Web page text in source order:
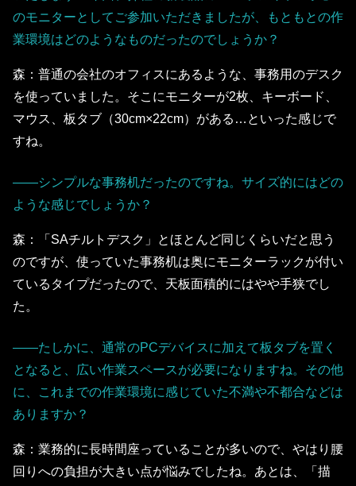
のモニターとしてご参加いただきましたが、もともとの作
業環境はどのようなものだったのでしょうか？
森：普通の会社のオフィスにあるような、事務用のデスク
を使っていました。そこにモニターが2枚、キーボード、
マウス、板タブ（30cm×22cm）がある…といった感じで
すね。
――シンプルな事務机だったのですね。サイズ的にはどの
ような感じでしょうか？
森：「SAチルトデスク」とほとんど同じくらいだと思う
のですが、使っていた事務机は奥にモニターラックが付い
ているタイプだったので、天板面積的にはやや手狭でし
た。
――たしかに、通常のPCデバイスに加えて板タブを置く
となると、広い作業スペースが必要になりますね。その他
に、これまでの作業環境に感じていた不満や不都合などは
ありますか？
森：業務的に長時間座っていることが多いので、やはり腰
回りへの負担が大きい点が悩みでしたね。あとは、「描